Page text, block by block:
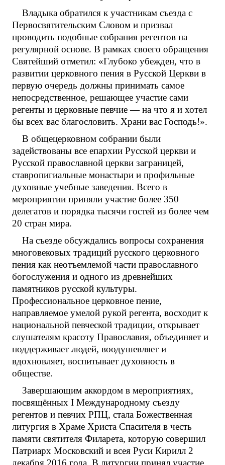
Владыка обратился к участникам съезда с
Первосвятительским Словом и призвал
проводить подобные собрания регентов на
регулярной основе. В рамках своего обращения
Святейший отметил: «Глубоко убежден, что в
развитии церковного пения в Русской Церкви в
первую очередь должны принимать самое
непосредственное, решающее участие сами
регенты и церковные певчие — на что я и хотел
бы всех вас благословить. Храни вас Господь!».
В общецерковном собрании были
задействованы все епархии Русской церкви и
Русской православной церкви заграницей,
ставропигиальные монастыри и профильные
духовные учебные заведения. Всего в
мероприятии приняли участие более 350
делегатов и порядка тысячи гостей из более чем
20 стран мира.
На съезде обсуждались вопросы сохранения
многовековых традиций русского церковного
пения как неотъемлемой части православного
богослужения и одного из древнейших
памятников русской культуры.
Профессиональное церковное пение,
направляемое умелой рукой регента, восходит к
национальной певческой традиции, открывает
слушателям красоту Православия, объединяет и
поддерживает людей, воодушевляет и
вдохновляет, воспитывает духовность в
обществе.
Завершающим аккордом в мероприятиях,
посвящённых I Международному съезду
регентов и певчих РПЦ, стала Божественная
литургия в Храме Христа Спасителя в честь
памяти святителя Филарета, которую совершил
Патриарх Московский и всея Руси Кирилл 2